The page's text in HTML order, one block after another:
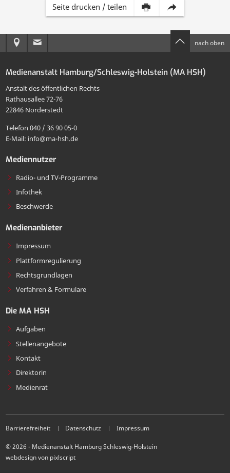
Seite drucken / teilen
Inhalt Diese
per
Anreise
MA
HSH
an
die
MA
HSH
nach oben
Medienanstalt Hamburg/Schleswig-Holstein (MA HSH)
Anstalt des öffentlichen Rechts
Rathausallee 72-76
22846 Norderstedt
Telefon 040 / 36 90 05-0
E-Mail: info@ma-hsh.de
Mediennutzer
Radio- und TV-Programme
Infothek
Beschwerde
Medienanbieter
Impressum
Plattformregulierung
Rechtsgrundlagen
Verfahren & Formulare
Die MA HSH
Aufgaben
Stellenangebote
Kontakt
Direktorin
Medienrat
Barrierefreiheit Datenschutz Impressum
© 2026 - Medienanstalt Hamburg Schleswig-Holstein
webdesign von pixlscript